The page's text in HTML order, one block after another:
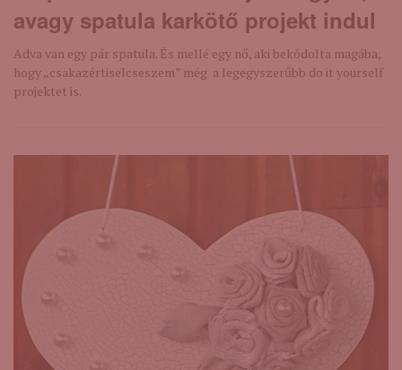
avagy spatula karkötő projekt indul
Adva van egy pár spatula. És mellé egy nő, aki bekódolta magába,
hogy „csakazértiselcseszem” még a legegyszerűbb do it yourself
projektet is.